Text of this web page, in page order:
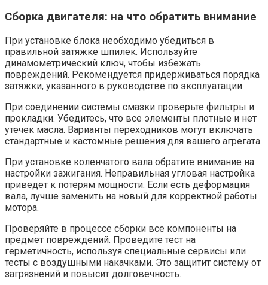
Сборка двигателя: на что обратить внимание
При установке блока необходимо убедиться в
правильной затяжке шпилек. Используйте
динамометрический ключ, чтобы избежать
повреждений. Рекомендуется придерживаться порядка
затяжки, указанного в руководстве по эксплуатации.
При соединении системы смазки проверьте фильтры и
прокладки. Убедитесь, что все элементы плотные и нет
утечек масла. Варианты переходников могут включать
стандартные и кастомные решения для вашего агрегата.
При установке коленчатого вала обратите внимание на
настройки зажигания. Неправильная угловая настройка
приведет к потерям мощности. Если есть деформация
вала, лучше заменить на новый для корректной работы
мотора.
Проверяйте в процессе сборки все компоненты на
предмет повреждений. Проведите тест на
герметичность, используя специальные сервисы или
тесты с воздушными накачками. Это защитит систему от
загрязнений и повысит долговечность.